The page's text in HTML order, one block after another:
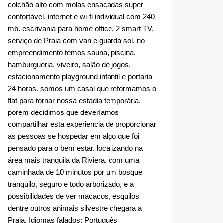
colchão alto com molas ensacadas super
confortável, internet e wi-fi individual com 240
mb. escrivania para home office, 2 smart TV,
serviço de Praia com van e guarda sol. no
empreendimento temos sauna, piscina,
hamburgueria, viveiro, salão de jogos,
estacionamento playground infantil e portaria
24 horas. somos um casal que reformamos o
flat para tornar nossa estadia temporária,
porem decidimos que deveríamos
compartilhar esta experiencia de proporcionar
as pessoas se hospedar em algo que foi
pensado para o bem estar. localizando na
área mais tranquila da Riviera. com uma
caminhada de 10 minutos por um bosque
tranquilo, seguro e todo arborizado, e a
possibilidades de ver macacos, esquilos
dentre outros animais silvestre chegara a
Praia. Idiomas falados: Português